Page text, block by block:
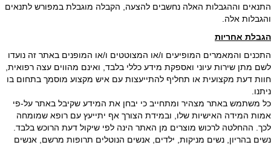
התנאים וההגבלות האלה נחשבים להצעה, הקבלה מוגבלת במפורש לתנאים
והגבלות אלה.
הגבלת אחריות
התכנים והמאמרים המופיעים ו/או המצוטטים ו/או המופנים באתר זה נועדו
לשם מתן שירות עיוני ואספקת מידע כללי בלבד, ואינם מהווים עצה רפואית,
חוות דעת מקצועית או תחליף להתייעצות עם איש מקצוע מוסמך בתחום בו
ניתנו.
כל משתמש באתר מצהיר ומתחייב כי יבחן את המידע שקיבל באתר על-פי
אמות המידה האישיות שלו, ובמידת הצורך אף יתייעץ עם רופא שמומחה
לכך. ההחלטה לרכוש מוצרים מן האתר הינה לפי שיקול דעת הרוכש בלבד.
נשים בהריון, נשים מניקות, ילדים, אנשים הנוטלים תרופות מרשם, אנשים